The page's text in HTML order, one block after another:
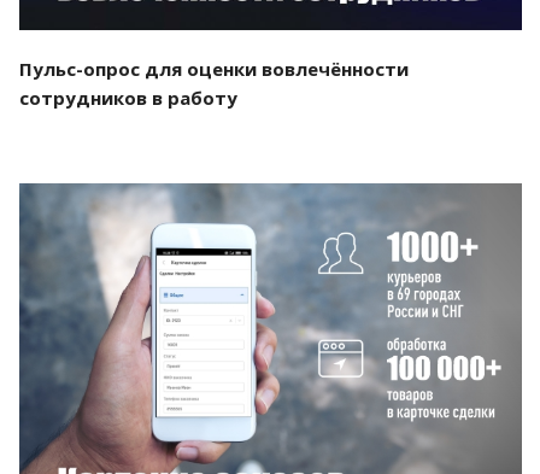
Пульс-опрос для оценки вовлечённости
сотрудников в работу
Смотреть проект